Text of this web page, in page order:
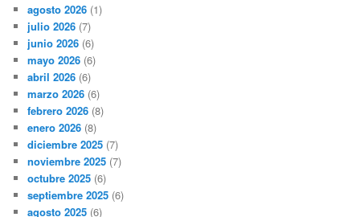
agosto 2026 (1)
julio 2026 (7)
junio 2026 (6)
mayo 2026 (6)
abril 2026 (6)
marzo 2026 (6)
febrero 2026 (8)
enero 2026 (8)
diciembre 2025 (7)
noviembre 2025 (7)
octubre 2025 (6)
septiembre 2025 (6)
agosto 2025 (6)